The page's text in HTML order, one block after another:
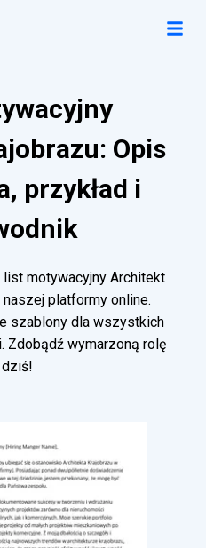
Opis
przykład i
motywacyjny Architekt
platformy online.
szablony dla wszystkich
Zdobądź wymarzoną rolę
dziś!